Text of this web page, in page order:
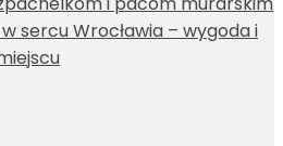
sercu Wrocławia – wygoda i